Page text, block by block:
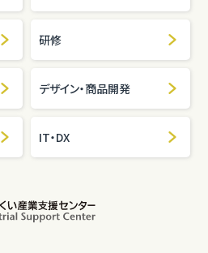
研修
デザイン・商品開発
IT・DX